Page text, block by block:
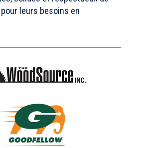
pour leurs besoins en